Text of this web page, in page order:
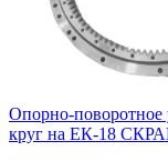
Опорно-
круг на ЕК-18